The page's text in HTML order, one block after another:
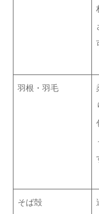
羽根・羽毛
そば殻